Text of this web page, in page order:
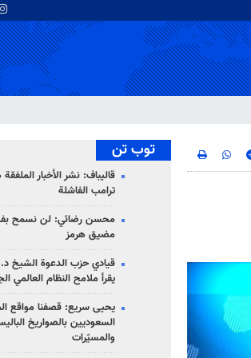
توب تن
قاليباف: نشر الأخبار
ترامب الفاشلة
محسن رضائي: لن نسمح
مضيق هرمز
قيادي حزب الدعوة الشيخ
يقرأ ملامح النظام العالمي
يحيى سريع: قصفنا مواقع
السعوديين بالصواريخ
والمسيّرات